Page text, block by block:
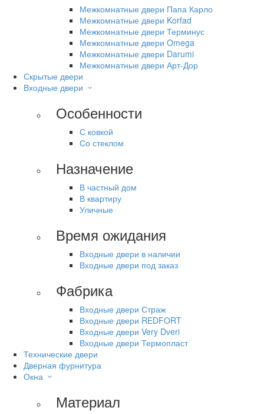
Межкомнатные двери Папа Карло
Межкомнатные двери Korfad
Межкомнатные двери Терминус
Межкомнатные двери Omega
Межкомнатные двери Darumi
Межкомнатные двери Арт-Дор
Скрытые двери
Входные двери
Особенности
С ковкой
Со стеклом
Назначение
В частный дом
В квартиру
Уличные
Время ожидания
Входные двери в наличии
Входные двери под заказ
Фабрика
Входные двери Страж
Входные двери REDFORT
Входные двери Very Dveri
Входные двери Термопласт
Технические двери
Дверная фурнитура
Окна
Материал